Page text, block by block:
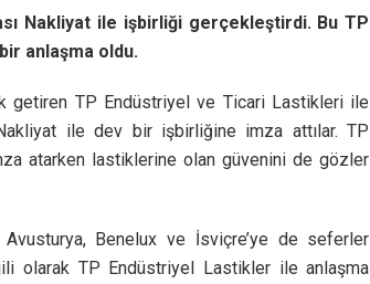
Nakliyat ile işbirliği gerçekleştirdi. Bu TP
anlaşma oldu.
getiren TP Endüstriyel ve Ticari Lastikleri ile
ile dev bir işbirliğine imza attılar. TP
atarken lastiklerine olan güvenini de gözler
Avusturya, Benelux ve İsviçre’ye de seferler
olarak TP Endüstriyel Lastikler ile anlaşma